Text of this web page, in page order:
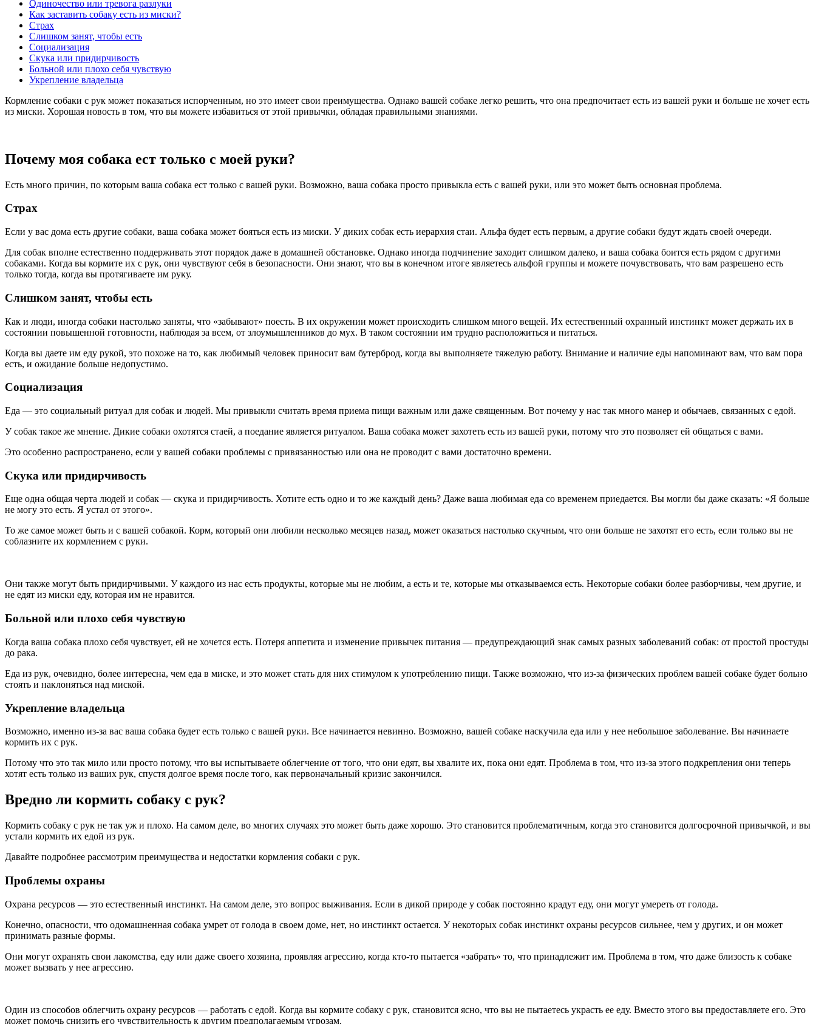
Одиночество или тревога разлуки
Как заставить собаку есть из миски?
Страх
Слишком занят, чтобы есть
Социализация
Скука или придирчивость
Больной или плохо себя чувствую
Укрепление владельца
Кормление собаки с рук может показаться испорченным, но это имеет свои преимущества. Однако вашей собаке легко решить, что она предпочитает есть из вашей руки и больше не хочет есть
из миски. Хорошая новость в том, что вы можете избавиться от этой привычки, обладая правильными знаниями.
Почему моя собака ест только с моей руки?
Есть много причин, по которым ваша собака ест только с вашей руки. Возможно, ваша собака просто привыкла есть с вашей руки, или это может быть основная проблема.
Страх
Если у вас дома есть другие собаки, ваша собака может бояться есть из миски. У диких собак есть иерархия стаи. Альфа будет есть первым, а другие собаки будут ждать своей очереди.
Для собак вполне естественно поддерживать этот порядок даже в домашней обстановке. Однако иногда подчинение заходит слишком далеко, и ваша собака боится есть рядом с другими
собаками. Когда вы кормите их с рук, они чувствуют себя в безопасности. Они знают, что вы в конечном итоге являетесь альфой группы и можете почувствовать, что вам разрешено есть
только тогда, когда вы протягиваете им руку.
Слишком занят, чтобы есть
Как и люди, иногда собаки настолько заняты, что «забывают» поесть. В их окружении может происходить слишком много вещей. Их естественный охранный инстинкт может держать их в
состоянии повышенной готовности, наблюдая за всем, от злоумышленников до мух. В таком состоянии им трудно расположиться и питаться.
Когда вы даете им еду рукой, это похоже на то, как любимый человек приносит вам бутерброд, когда вы выполняете тяжелую работу. Внимание и наличие еды напоминают вам, что вам пора
есть, и ожидание больше недопустимо.
Социализация
Еда — это социальный ритуал для собак и людей. Мы привыкли считать время приема пищи важным или даже священным. Вот почему у нас так много манер и обычаев, связанных с едой.
У собак такое же мнение. Дикие собаки охотятся стаей, а поедание является ритуалом. Ваша собака может захотеть есть из вашей руки, потому что это позволяет ей общаться с вами.
Это особенно распространено, если у вашей собаки проблемы с привязанностью или она не проводит с вами достаточно времени.
Скука или придирчивость
Еще одна общая черта людей и собак — скука и придирчивость. Хотите есть одно и то же каждый день? Даже ваша любимая еда со временем приедается. Вы могли бы даже сказать: «Я больше
не могу это есть. Я устал от этого».
То же самое может быть и с вашей собакой. Корм, который они любили несколько месяцев назад, может оказаться настолько скучным, что они больше не захотят его есть, если только вы не
соблазните их кормлением с руки.
Они также могут быть придирчивыми. У каждого из нас есть продукты, которые мы не любим, а есть и те, которые мы отказываемся есть. Некоторые собаки более разборчивы, чем другие, и
не едят из миски еду, которая им не нравится.
Больной или плохо себя чувствую
Когда ваша собака плохо себя чувствует, ей не хочется есть. Потеря аппетита и изменение привычек питания — предупреждающий знак самых разных заболеваний собак: от простой простуды
до рака.
Еда из рук, очевидно, более интересна, чем еда в миске, и это может стать для них стимулом к ​​употреблению пищи. Также возможно, что из-за физических проблем вашей собаке будет больно
стоять и наклоняться над миской.
Укрепление владельца
Возможно, именно из-за вас ваша собака будет есть только с вашей руки. Все начинается невинно. Возможно, вашей собаке наскучила еда или у нее небольшое заболевание. Вы начинаете
кормить их с рук.
Потому что это так мило или просто потому, что вы испытываете облегчение от того, что они едят, вы хвалите их, пока они едят. Проблема в том, что из-за этого подкрепления они теперь
хотят есть только из ваших рук, спустя долгое время после того, как первоначальный кризис закончился.
Вредно ли кормить собаку с рук?
Кормить собаку с рук не так уж и плохо. На самом деле, во многих случаях это может быть даже хорошо. Это становится проблематичным, когда это становится долгосрочной привычкой, и вы
устали кормить их едой из рук.
Давайте подробнее рассмотрим преимущества и недостатки кормления собаки с рук.
Проблемы охраны
Охрана ресурсов — это естественный инстинкт. На самом деле, это вопрос выживания. Если в дикой природе у собак постоянно крадут еду, они могут умереть от голода.
Конечно, опасности, что одомашненная собака умрет от голода в своем доме, нет, но инстинкт остается. У некоторых собак инстинкт охраны ресурсов сильнее, чем у других, и он может
принимать разные формы.
Они могут охранять свои лакомства, еду или даже своего хозяина, проявляя агрессию, когда кто-то пытается «забрать» то, что принадлежит им. Проблема в том, что даже близость к собаке
может вызвать у нее агрессию.
Один из способов облегчить охрану ресурсов — работать с едой. Когда вы кормите собаку с рук, становится ясно, что вы не пытаетесь украсть ее еду. Вместо этого вы предоставляете его. Это
может помочь снизить его чувствительность к другим предполагаемым угрозам.